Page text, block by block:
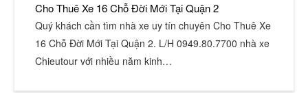
Cho Thuê Xe 16 Chỗ Đời Mới Tại Quận 2
Quý khách cần tìm nhà xe uy tín chuyên Cho Thuê Xe
16 Chỗ Đời Mới Tại Quận 2. L/H 0949.80.7700 nhà xe
Chieutour với nhiều năm kinh…